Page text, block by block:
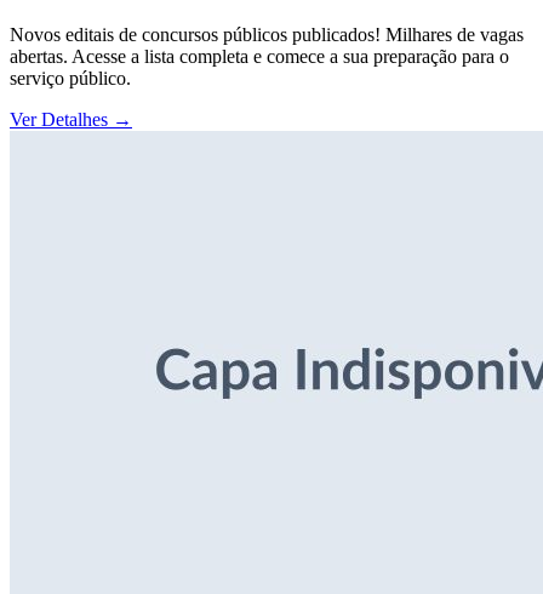
Novos editais de concursos públicos publicados! Milhares de vagas
abertas. Acesse a lista completa e comece a sua preparação para o
serviço público.
Ver Detalhes →